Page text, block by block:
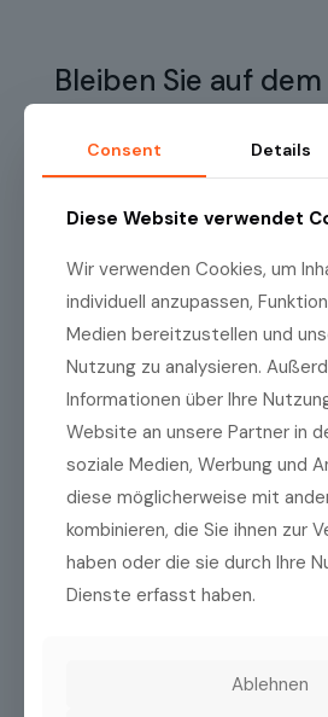
Bleiben Sie auf
Melden Sie sich für unseren
regelmässig Produktneuheiten,
Name(erforderlich)
Vorname
Name
E-Mail (erforderlich)
Consent Details
Diese Website verwendet
Wir verwenden Cookies, um
individuell anzupassen,
Medien bereitzustellen und
Nutzung zu analysieren.
Informationen über Ihre
Website an unsere Partner in
soziale Medien, Werbung und
diese möglicherweise mit
kombinieren, die Sie ihnen zur
haben oder die sie durch Ihre
Dienste erfasst haben.
Ablehnen